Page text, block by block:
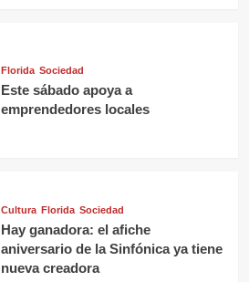
Florida Sociedad
Este sábado apoya a
emprendedores locales
Cultura Florida Sociedad
Hay ganadora: el afiche
aniversario de la Sinfónica ya tiene
nueva creadora